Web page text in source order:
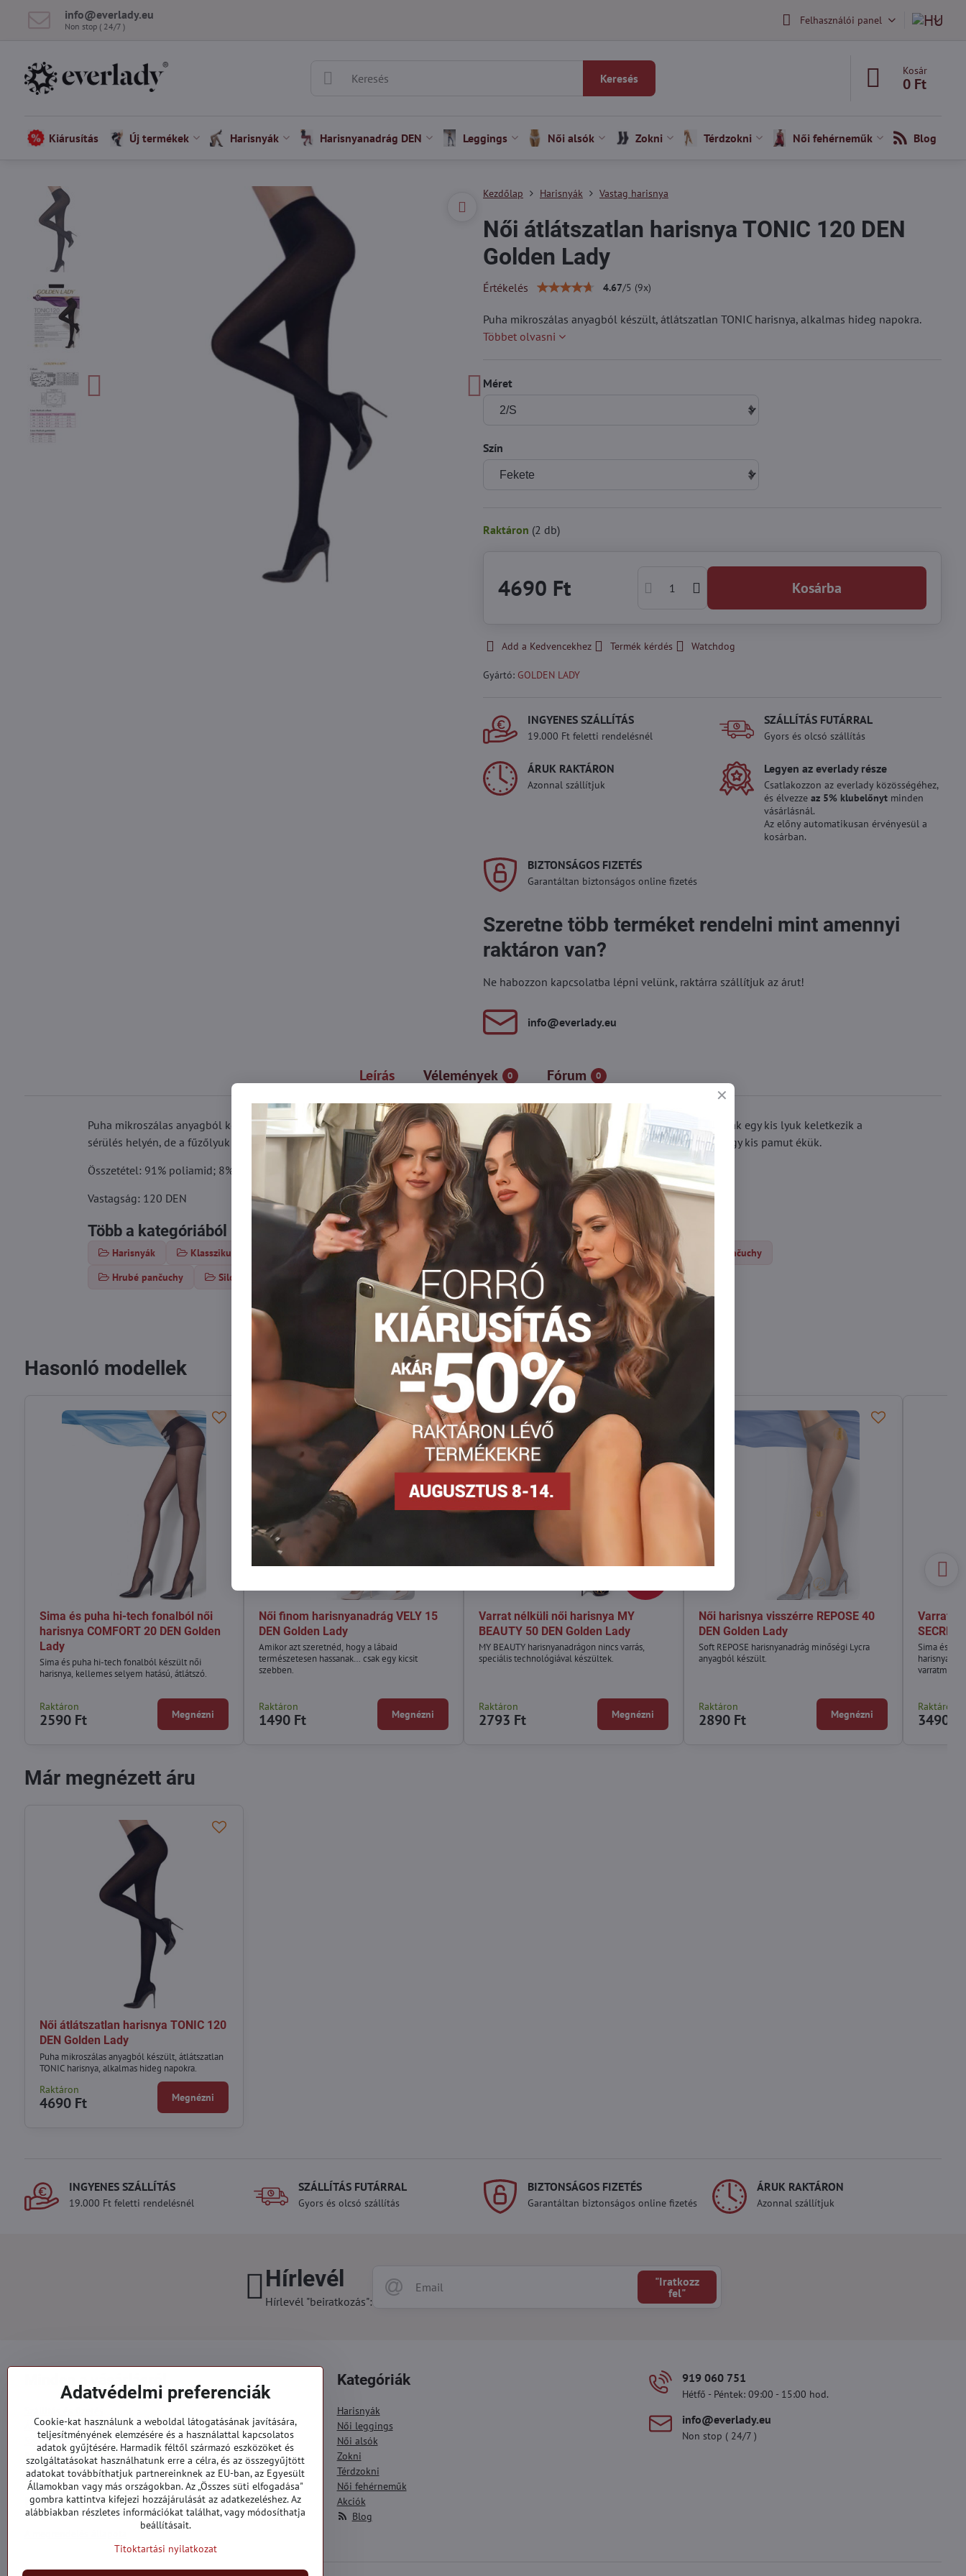
info​@everlady​.eu
Non stop ( 24/7 ) Felhasználói panel
Keresés
Kosár
0 Ft
Kiárusítás Új termékek Harisnyák Harisnyanadrág DEN Leggings Női alsók Zokni Térdzokni Női fehérneműk Blog
Kezdőlap Harisnyák Vastag harisnya
Női átlátszatlan harisnya TONIC 120 DEN
Golden Lady
Értékelés 4.67/5 (9x)
Puha mikroszálas anyagból készült, átlátszatlan TONIC harisnya, alkalmas hideg napokra.
Többet olvasni
Méret
Szín
Raktáron (2 db)
4690 Ft Kosárba
Add a Kedvencekhez Termék kérdés Watchdog
Gyártó: GOLDEN LADY
INGYENES SZÁLLÍTÁS
19.000 Ft feletti rendelésnél
SZÁLLÍTÁS FUTÁRRAL
Gyors és olcsó szállítás
ÁRUK RAKTÁRON
Azonnal szállítjuk
Legyen az everlady része
Csatlakozzon az everlady közösségéhez,
és élvezzeaz 5% klubelőnyt minden
vásárlásnál.
Az előny automatikusan érvényesül a
kosárban.
BIZTONSÁGOS FIZETÉS
Garantáltan biztonságos online fizetés
Szeretne több terméket rendelni mint amennyi
raktáron van?
Ne habozzon kapcsolatba lépni velünk, raktárra szállítjuk az árut!
info​@everlady​.eu
Leírás Vélemények 0 Fórum 0
Puha mikroszálas anyagból készült, átlátszatlan TONIC harisnya, alkalmas hideg napokra. Ha véletlenül megsérül a harisnyában, csak egy kis lyuk keletkezik a
sérülés helyén, de a fűzőlyuk nem szabadul ki. Így biztosan nem kell tartanod a kellemetlen helyzetektől szakadt harisnyával. Van egy kis pamut ékük.
Összetétel: 91% poliamid; 8% elasztán, 1% polipropilén
Vastagság: 120 DEN
Több a kategóriából
Harisnyák Klasszikus harisnya Vastag harisnya Harisnya 100 DEN felett Harisnyanadrág DEN
Klasické pančuchy
Hrubé pančuchy
Silonky nad 100 DEN
FacebookTwitter Bluesky PinterestRedditLinkedInWhatsApp
E-
mail
Hasonló modellek
Sima és puha hi-tech fonalból női
harisnya COMFORT 20 DEN Golden
Lady
Sima és puha hi-tech fonalból készült női
harisnya, kellemes selyem hatású, átlátszó.
Raktáron
2590 Ft Megnézni
Női finom harisnyanadrág VELY 15
DEN Golden Lady
Amikor azt szeretnéd, hogy a lábaid
természetesen hassanak… csak egy kicsit
szebben.
Raktáron
1490 Ft Megnézni
3990 Ft
KIÁRUSÍTÁS
Varrat nélküli női harisnya MY
BEAUTY 50 DEN Golden Lady
MY BEAUTY harisnyanadrágon nincs varrás,
speciális technológiával készültek.
Raktáron
2793 Ft Megnézni
Női harisnya visszérre REPOSE 40
DEN Golden Lady
Soft REPOSE harisnyanadrág minőségi Lycra
anyagból készült.
Raktáron
2890 Ft Megnézni
Varrat
SECRET
Sima és
harisnya,
Raktáron
3490 Ft
Már megnézett áru
Női átlátszatlan harisnya TONIC 120
DEN Golden Lady
Puha mikroszálas anyagból készült, átlátszatlan
TONIC harisnya, alkalmas hideg napokra.
Raktáron
4690 Ft Megnézni
INGYENES SZÁLLÍTÁS
19.000 Ft feletti rendelésnél
SZÁLLÍTÁS FUTÁRRAL
Gyors és olcsó szállítás
BIZTONSÁGOS FIZETÉS
Garantáltan biztonságos online fizetés
ÁRUK RAKTÁRON
Azonnal szállítjuk
Hírlevél
Hírlevél "beiratkozás":
"Iratkozz
fel"
Általános szerződési feltételek
Személyes adatok védelme
Reklamációs űrlap
Kapcsolatt
Megrendelések
Kategóriák
Harisnyák
Női leggings
Női alsók
Zokni
Térdzokni
Női fehérneműk
Akciók
Blog
919 060 751
Hétfő - Péntek: 09:00 - 15:00 hod.
info​@everlady​.eu
Non stop ( 24/7 )
Adatvédelmi preferenciák
Cookie-kat használunk a weboldal látogatásának javítására,
teljesítményének elemzésére és a használattal kapcsolatos
adatok gyűjtésére. Harmadik féltől származó eszközöket és
szolgáltatásokat használhatunk erre a célra, és az összegyűjtött
adatokat továbbíthatjuk partnereinknek az EU-ban, az Egyesült
Államokban vagy más országokban. Az „Összes süti elfogadása"
gombra kattintva kifejezi hozzájárulását az adatkezeléshez. Az
alábbiakban részletes információkat találhat, vagy módosíthatja
beállításait.
Titoktartási nyilatkozat